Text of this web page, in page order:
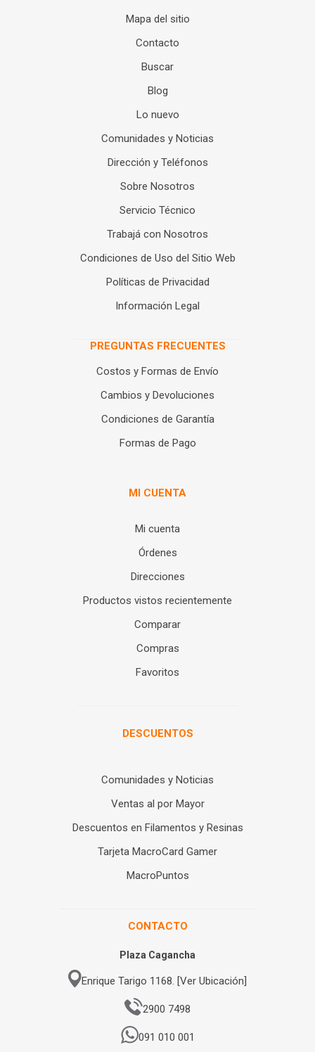
Mapa del sitio
Contacto
Buscar
Blog
Lo nuevo
Comunidades y Noticias
Dirección y Teléfonos
Sobre Nosotros
Servicio Técnico
Trabajá con Nosotros
Condiciones de Uso del Sitio Web
Políticas de Privacidad
Información Legal
PREGUNTAS FRECUENTES
Costos y Formas de Envío
Cambios y Devoluciones
Condiciones de Garantía
Formas de Pago
MI CUENTA
Mi cuenta
Órdenes
Direcciones
Productos vistos recientemente
Comparar
Compras
Favoritos
DESCUENTOS
Comunidades y Noticias
Ventas al por Mayor
Descuentos en Filamentos y Resinas
Tarjeta MacroCard Gamer
MacroPuntos
CONTACTO
Plaza Cagancha
Enrique Tarigo 1168. [Ver Ubicación]
2900 7498
091 010 001